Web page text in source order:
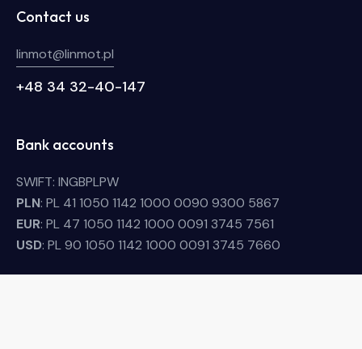
Contact us
linmot@linmot.pl
+48 34 32-40-147
Bank accounts
SWIFT: INGBPLPW
PLN: PL 41 1050 1142 1000 0090 9300 5867
EUR: PL 47 1050 1142 1000 0091 3745 7561
USD: PL 90 1050 1142 1000 0091 3745 7660